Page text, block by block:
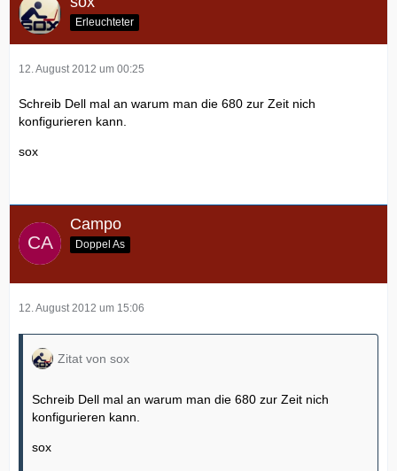
Erleuchteter
12. August 2012 um 00:25
Schreib Dell mal an warum man die 680 zur Zeit nich
konfigurieren kann.
sox
Campo
Doppel As
12. August 2012 um 15:06
Zitat von sox
Schreib Dell mal an warum man die 680 zur Zeit nich
konfigurieren kann.
sox